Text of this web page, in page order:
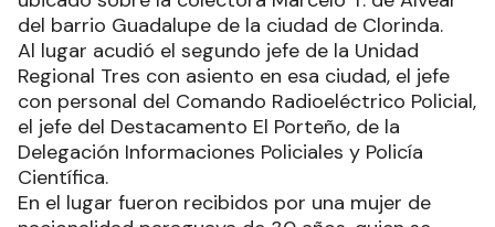
del barrio Guadalupe de la ciudad de Clorinda.
Al lugar acudió el segundo jefe de la Unidad
Regional Tres con asiento en esa ciudad, el jefe
con personal del Comando Radioeléctrico Policial,
el jefe del Destacamento El Porteño, de la
Delegación Informaciones Policiales y Policía
Científica.
En el lugar fueron recibidos por una mujer de